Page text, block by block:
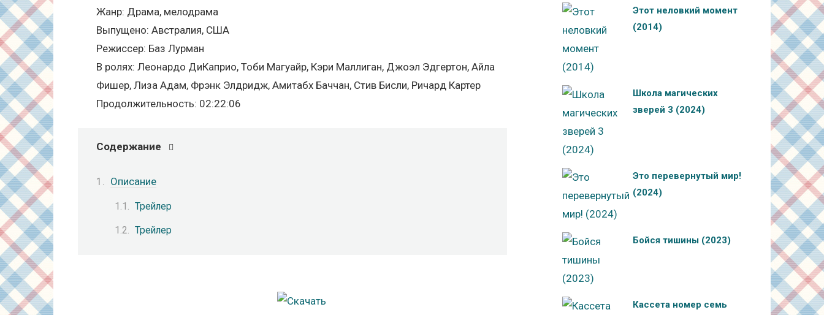
Жанр: Драма, мелодрама
Выпущено: Австралия, США
Режиссер: Баз Лурман
В ролях: Леонардо ДиКаприо, Тоби Магуайр, Кэри Маллиган, Джоэл Эдгертон, Айла
Фишер, Лиза Адам, Фрэнк Элдридж, Амитабх Баччан, Стив Бисли, Ричард Картер
Продолжительность: 02:22:06
Содержание
Описание
Трейлер
Трейлер
Этот неловкий момент
(2014)
Школа магических
зверей 3 (2024)
Это перевернутый мир!
(2024)
Бойся тишины (2023)
Кассета номер семь